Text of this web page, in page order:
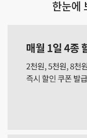
한눈에